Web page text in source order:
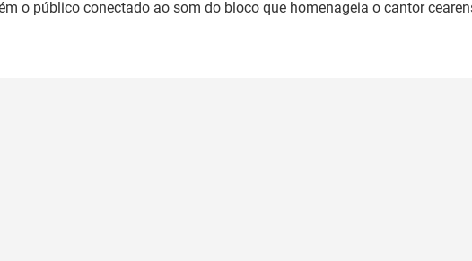
o público conectado ao som do bloco que homenageia o cantor